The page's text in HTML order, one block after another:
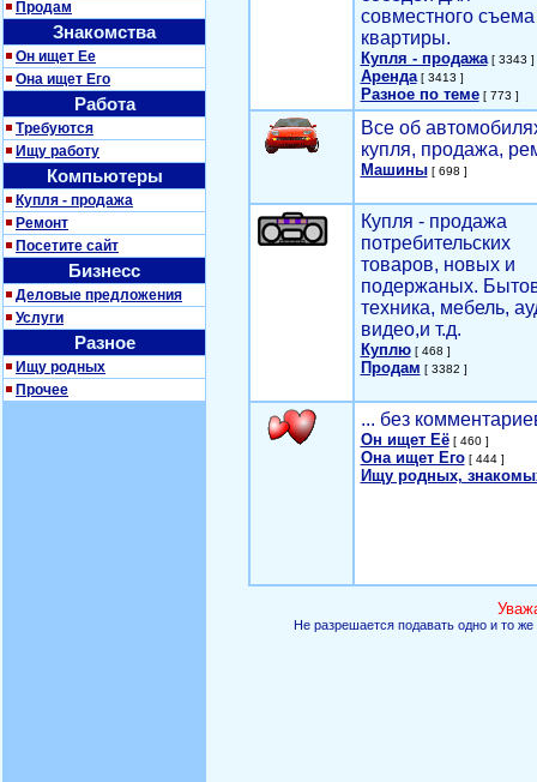
Продам
Знакомства
Он ищет Ее
Она ищет Его
Работа
Требуются
Ищу работу
Компьютеры
Купля - продажа
Ремонт
Посетите сайт
Бизнесс
Деловые предложения
Услуги
Разное
Ищу родных
Прочее
совместного съема
квартиры.
Купля - продажа[ 3343 ]
Аренда[ 3413 ]
Разное по теме[ 773 ]
Все об
купля, продажа,
Машины[ 698 ]
Купля - продажа
потребительских
товаров, новых и
подержаных.
техника, мебель,
видео,и т.д.
Куплю[ 468 ]
Продам [ 3382 ]
... без
Он ищет Её[ 460 ]
Она ищет Его[ 444 ]
Ищу родных,
Не разрешается подавать одно и то